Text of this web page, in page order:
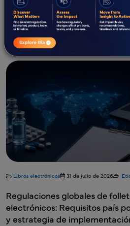
Todos Estudios de caso
Seminarios web
Informes técnicos
Qué es el Etiquetado Reglamentario
Libros electrónicos 31 de julio de 2026
Regulaciones globales de
electrónicos: Requisitos país
y estrategia de